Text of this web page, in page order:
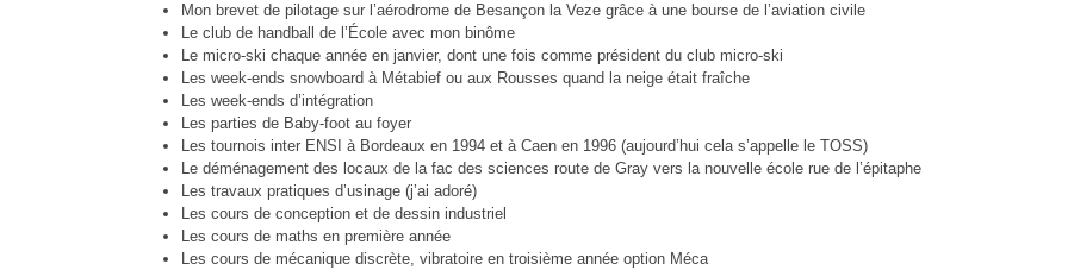
Mon brevet de pilotage sur l’aérodrome de Besançon la Veze grâce à une bourse de l’aviation civile
Le club de handball de l’École avec mon binôme
Le micro-ski chaque année en janvier, dont une fois comme président du club micro-ski
Les week-ends snowboard à Métabief ou aux Rousses quand la neige était fraîche
Les week-ends d’intégration
Les parties de Baby-foot au foyer
Les tournois inter ENSI à Bordeaux en 1994 et à Caen en 1996 (aujourd’hui cela s’appelle le TOSS)
Le déménagement des locaux de la fac des sciences route de Gray vers la nouvelle école rue de l’épitaphe
Les travaux pratiques d’usinage (j’ai adoré)
Les cours de conception et de dessin industriel
Les cours de maths en première année
Les cours de mécanique discrète, vibratoire en troisième année option Méca